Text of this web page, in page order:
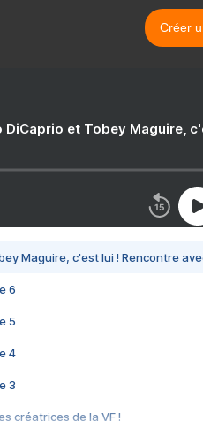
Créer
DiCaprio et Tobey Maguire,
Maguire, c'est lui ! Rencontre
6
5
4
3
créatrices de la VF !